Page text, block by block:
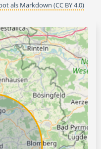
als Markdown (CC BY 4.0)